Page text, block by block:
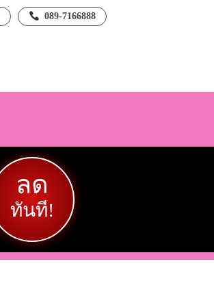
089-7166888
ลด
ทันที!